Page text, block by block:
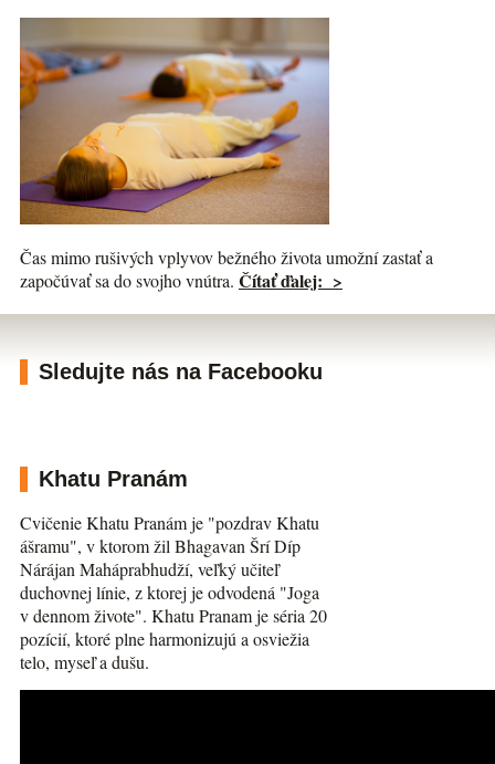
Čas mimo rušivých vplyvov bežného života umožní zastať a
započúvať sa do svojho vnútra. Čítať ďalej: >
Sledujte nás na Facebooku
Khatu Pranám
Cvičenie Khatu Pranám je "pozdrav Khatu
ášramu", v ktorom žil Bhagavan Šrí Díp
Nárájan Maháprabhudží, veľký učiteľ
duchovnej línie, z ktorej je odvodená "Joga
v dennom živote". Khatu Pranam je séria 20
pozícií, ktoré plne harmonizujú a osviežia
telo, myseľ a dušu.